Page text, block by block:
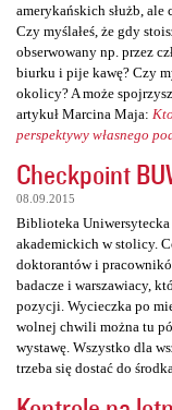
amerykańskich służb,
Czy myślałeś, że gdy
obserwowany np. przez
biurku i pije kawę? Czy
okolicy? A może
artykuł Marcina Maja:
perspektywy własnego
Checkpoint
08.09.2015
Biblioteka Uniwersytecka
akademickich w stolicy.
doktorantów i
badacze i warszawiacy,
pozycji. Wycieczka po
wolnej chwili można tu
wystawę. Wszystko dla
trzeba się dostać do środka.